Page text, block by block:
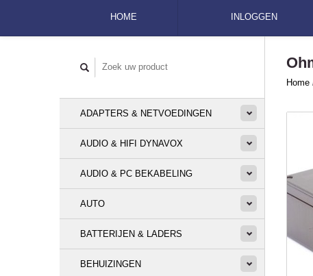
HOME INLOGGEN
ADAPTERS & NETVOEDINGEN
AUDIO & HIFI DYNAVOX
AUDIO & PC BEKABELING
AUTO
BATTERIJEN & LADERS
BEHUIZINGEN
Home